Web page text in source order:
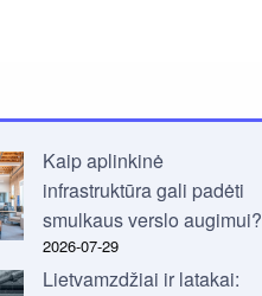
Kaip aplinkinė
infrastruktūra gali padėti
smulkaus verslo augimui?
2026-07-29
Lietvamzdžiai ir latakai: